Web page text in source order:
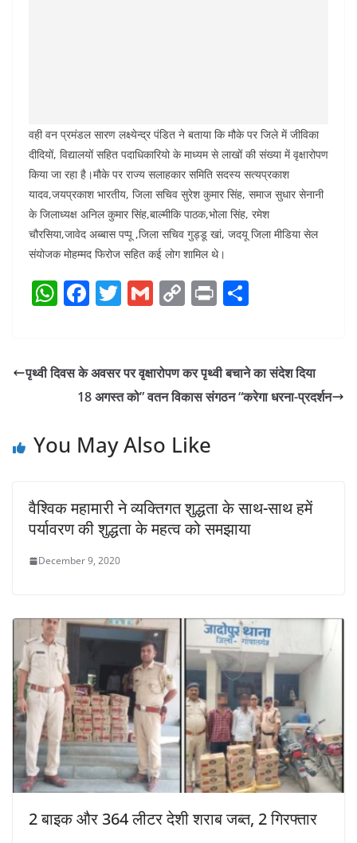
वही वन प्रमंडल सारण लक्ष्येन्द्र पंडित ने बताया कि मौके पर जिले में जीविका
दीदियों, विद्यालयों सहित पदाधिकारियो के माध्यम से लाखों की संख्या में वृक्षारोपण
किया जा रहा है।मौके पर राज्य सलाहकार समिति सदस्य सत्यप्रकाश
यादव,जयप्रकाश भारतीय, जिला सचिव सुरेश कुमार सिंह, समाज सुधार सेनानी
के जिलाध्यक्ष अनिल कुमार सिंह,बाल्मीकि पाठक,भोला सिंह, रमेश
चौरसिया,जावेद अब्बास पप्पू ,जिला सचिव गुड्डू खां, जदयू जिला मीडिया सेल
संयोजक मोहम्मद फिरोज सहित कई लोग शामिल थे।
W
s
p
F
e
b
o
T
er
G
l
C
y
Li
k
Pr
e
पृथ्वी दिवस के अवसर पर वृक्षारोपण कर पृथ्वी बचाने का संदेश दिया
18 अगस्त को” वतन विकास संगठन “करेगा धरना-प्रदर्शन
You May Also Like
वैश्विक महामारी ने व्यक्तिगत शुद्धता के साथ-साथ हमें
पर्यावरण की शुद्धता के महत्व को समझाया
December 9, 2020
2 बाइक और 364 लीटर देशी शराब जब्त, 2 गिरफ्तार